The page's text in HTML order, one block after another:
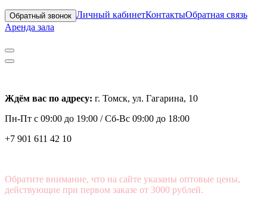
Обратный звонок Личный кабинетКонтактыОбратная связь
Аренда зала
Ждём вас по адресу: г. Томск, ул. Гагарина, 10
Пн-Пт с 09:00 до 19:00 /Сб-Вс 09:00 до 18:00
+7 901 611 42 10
Обратите внимание, что на сайте указаны оптовые цены,
действующие при первом заказе от 3000 рублей.